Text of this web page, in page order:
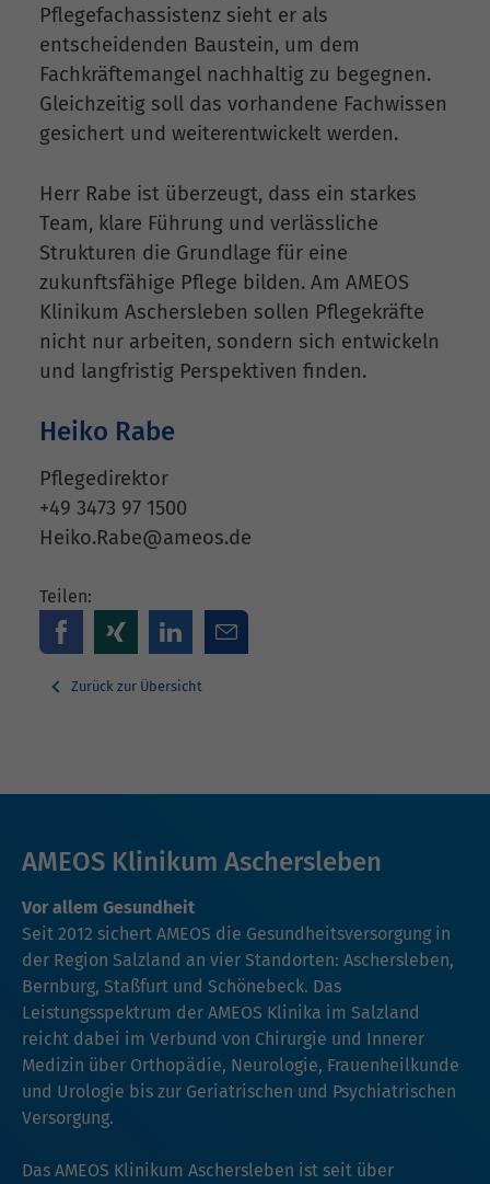
Pflegefachassistenz sieht er als
entscheidenden Baustein, um dem
Fachkräftemangel nachhaltig zu begegnen.
Gleichzeitig soll das vorhandene Fachwissen
gesichert und weiterentwickelt werden.
Herr Rabe ist überzeugt, dass ein starkes
Team, klare Führung und verlässliche
Strukturen die Grundlage für eine
zukunftsfähige Pflege bilden. Am AMEOS
Klinikum Aschersleben sollen Pflegekräfte
nicht nur arbeiten, sondern sich entwickeln
und langfristig Perspektiven finden.
Heiko Rabe
Pflegedirektor
+49 3473 97 1500
Heiko.Rabe@ameos.de
Teilen:
Zurück zur Übersicht
AMEOS Klinikum Aschersleben
Vor allem Gesundheit
Seit 2012 sichert AMEOS die Gesundheitsversorgung in
der Region Salzland an vier Standorten: Aschersleben,
Bernburg, Staßfurt und Schönebeck. Das
Leistungsspektrum der AMEOS Klinika im Salzland
reicht dabei im Verbund von Chirurgie und Innerer
Medizin über Orthopädie, Neurologie, Frauenheilkunde
und Urologie bis zur Geriatrischen und Psychiatrischen
Versorgung.
Das AMEOS Klinikum Aschersleben ist seit über